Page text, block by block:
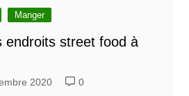
Manger
endroits street food à
2020 0